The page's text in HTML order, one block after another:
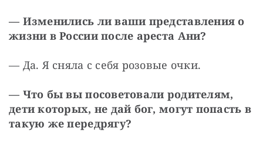
— Изменились ли ваши представления о
жизни в России после ареста Ани?
— Да. Я сняла с себя розовые очки.
— Что бы вы посоветовали родителям,
дети которых, не дай бог, могут попасть в
такую же передрягу?